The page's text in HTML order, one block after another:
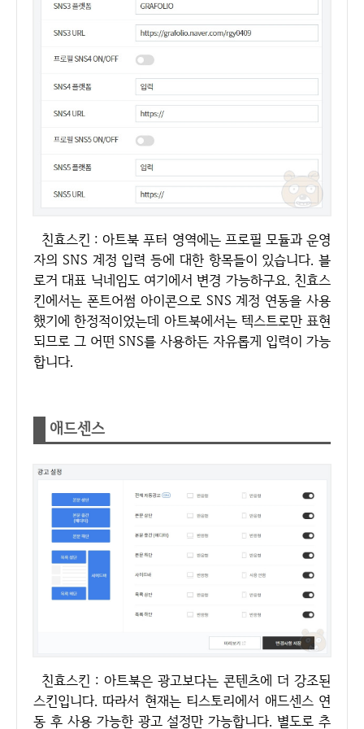
친효스킨 : 아트북 푸터 영역에는 프로필 모듈과 운영
자의 SNS 계정 입력 등에 대한 항목들이 있습니다. 블
로거 대표 닉네임도 여기에서 변경 가능하구요. 친효스
킨에서는 폰트어썸 아이콘으로 SNS 계정 연동을 사용
했기에 한정적이었는데 아트북에서는 텍스트로만 표현
되므로 그 어떤 SNS를 사용하든 자유롭게 입력이 가능
합니다.
애드센스
친효스킨 : 아트북은 광고보다는 콘텐츠에 더 강조된
스킨입니다. 따라서 현재는 티스토리에서 애드센스 연
동 후 사용 가능한 광고 설정만 가능합니다. 별도로 추